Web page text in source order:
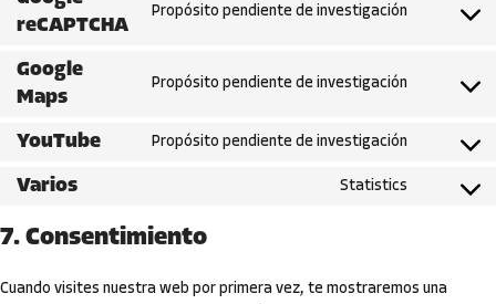
reCAPTCHA
Propósito pendiente de investigación
Google
Maps
Propósito pendiente de investigación
YouTube Propósito pendiente de investigación
Varios Statistics
7. Consentimiento
Cuando visites nuestra web por primera vez, te mostraremos una